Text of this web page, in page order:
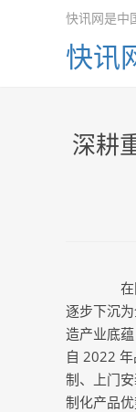
快讯网是中
快讯
深耕
在国
逐步下沉
造产业底
自 2022
制、上门
制化产品